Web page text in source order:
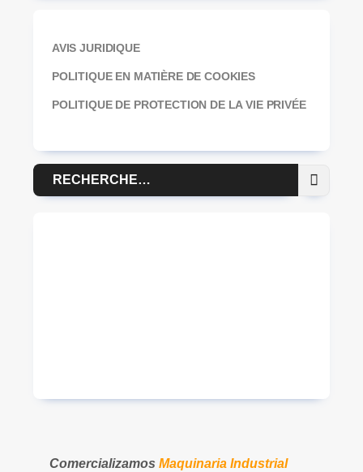
AVIS JURIDIQUE
POLITIQUE EN MATIÈRE DE COOKIES
POLITIQUE DE PROTECTION DE LA VIE PRIVÉE
Recherche
pour :
ComercializamosMaquinaria Industrial